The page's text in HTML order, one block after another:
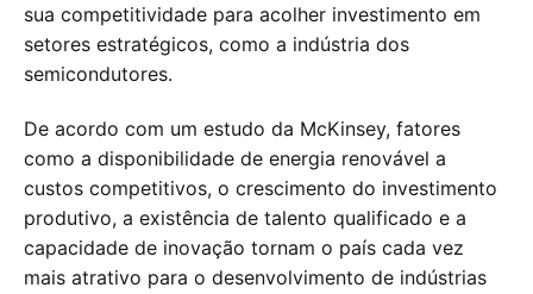
sua competitividade para acolher investimento em
setores estratégicos, como a indústria dos
semicondutores.
De acordo com um estudo da McKinsey, fatores
como a disponibilidade de energia renovável a
custos competitivos, o crescimento do investimento
produtivo, a existência de talento qualificado e a
capacidade de inovação tornam o país cada vez
mais atrativo para o desenvolvimento de indústrias